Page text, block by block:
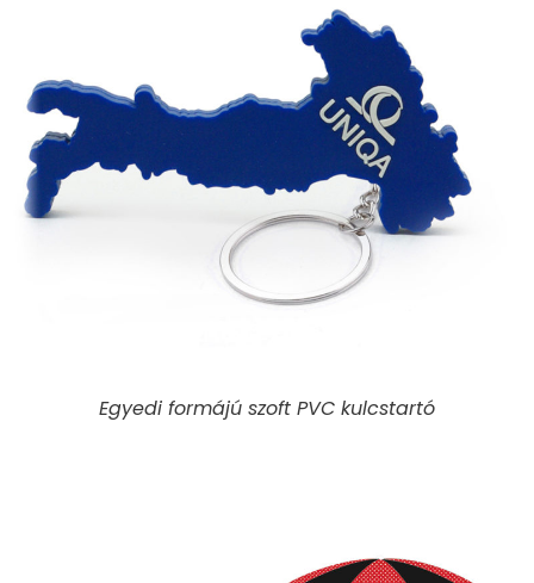
Egyedi formájú szoft PVC kulcstartó